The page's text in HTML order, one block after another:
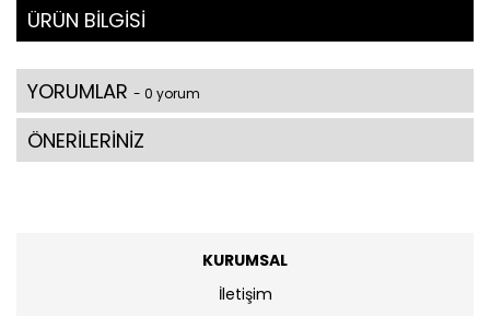
ÜRÜN BİLGİSİ
YORUMLAR - 0 yorum
ÖNERİLERİNİZ
KURUMSAL
İletişim